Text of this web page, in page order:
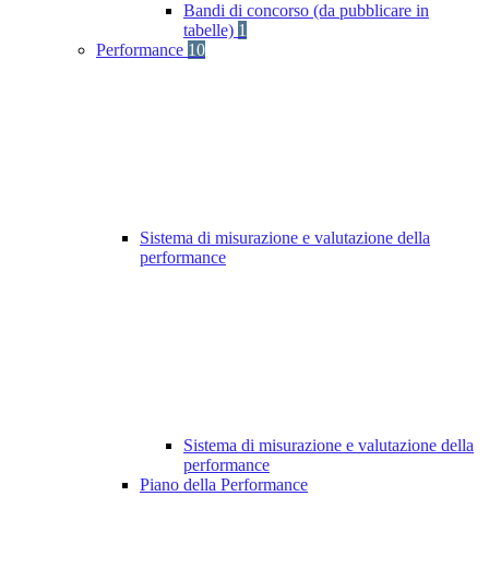
Bandi di concorso (da pubblicare in
tabelle) 1
Performance 10
Sistema di misurazione e valutazione della
performance
Sistema di misurazione e valutazione della
performance
Piano della Performance